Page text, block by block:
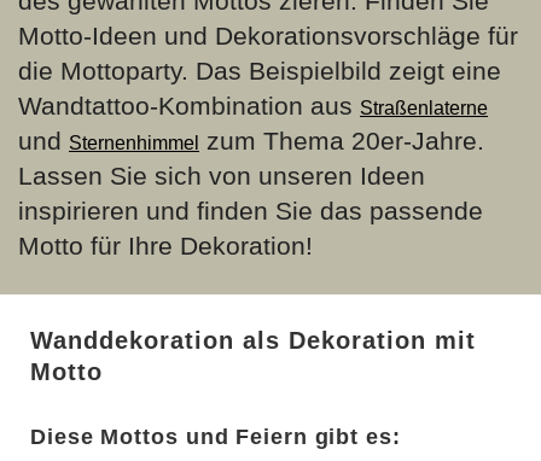
Motto-Ideen und Dekorationsvorschläge für
die Mottoparty. Das Beispielbild zeigt eine
Wandtattoo-Kombination aus Straßenlaterne
und Sternenhimmel
zum Thema 20er-Jahre.
Lassen Sie sich von unseren Ideen
inspirieren und finden Sie das passende
Motto für Ihre Dekoration!
Wanddekoration als Dekoration mit
Motto
Diese Mottos und Feiern gibt es: